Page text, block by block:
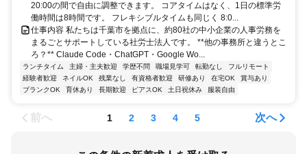
20:00の間で自由に調整できます。 コアタイムはなく、1日の標準労
働時間は8時間です。 フレキシブルタイムも同じく 8:0...
仕事内容 私たちは千葉市を拠点に、約80社の中小企業の人事労務を
まるごとサポートしている社労士法人です。 **他の事務所と違うとこ
ろ？** Claude Code・ChatGPT・Google Wo...
ランチタイム 主婦・主夫歓迎 学歴不問 職場見学可 転勤なし
フルリモート
経験者歓迎
ネイルOK 残業なし 有資格者歓迎 研修あり 在宅OK
賞与あり
ブランクOK
育休あり 長期歓迎 ピアスOK 土日祝休み 服装自由
前へ 1 2 3 4 5 次へ